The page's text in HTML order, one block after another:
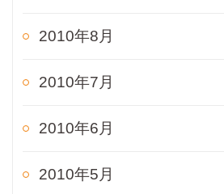
2010年8月
2010年7月
2010年6月
2010年5月